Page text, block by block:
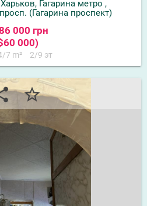
Гагарина метро ,
(Гагарина проспект)
000 грн
000)
7 m² 2/9 эт
star_border